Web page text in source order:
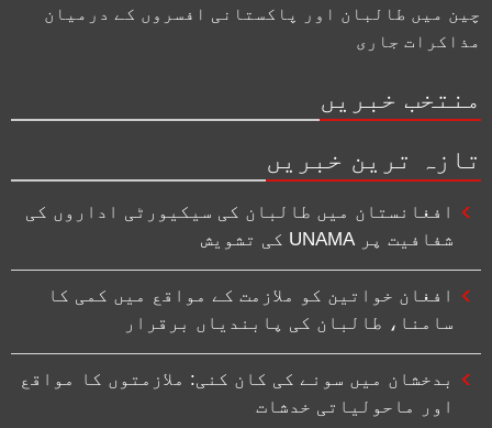
چین میں طالبان اور پاکستانی افسروں کے درمیان
مذاکرات جاری
منتخب خبریں
تازہ ترین خبریں
افغانستان میں طالبان کی سیکیورٹی اداروں کی
شفافیت پر UNAMA کی تشویش
افغان خواتین کو ملازمت کے مواقع میں کمی کا
سامنا، طالبان کی پابندیاں برقرار
بدخشان میں سونے کی کان کنی: ملازمتوں کا مواقع
اور ماحولیاتی خدشات